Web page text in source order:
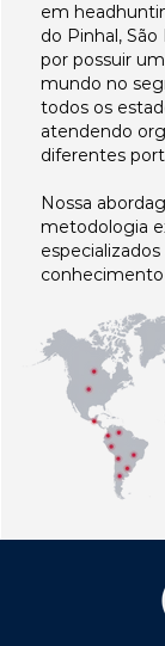
em
do Pinhal,
por possuir
mundo no
todos os
atendendo
diferentes
Nossa
metodologia